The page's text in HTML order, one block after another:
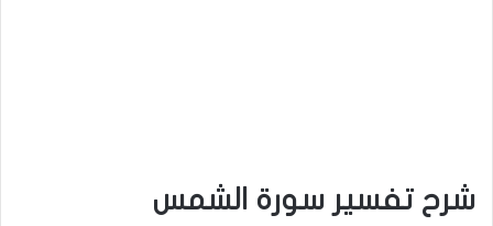
شرح تفسير سورة الشمس